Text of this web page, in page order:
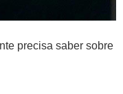
precisa saber sobre